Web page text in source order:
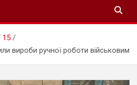
15
вироби ручної роботи військовим